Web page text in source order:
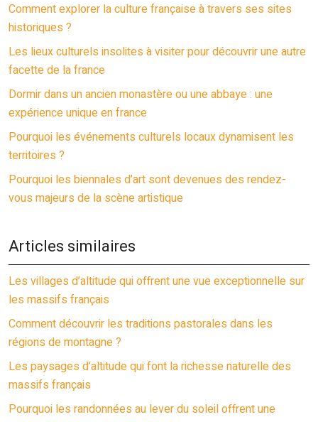
Comment explorer la culture française à travers ses sites
historiques ?
Les lieux culturels insolites à visiter pour découvrir une autre
facette de la france
Dormir dans un ancien monastère ou une abbaye : une
expérience unique en france
Pourquoi les événements culturels locaux dynamisent les
territoires ?
Pourquoi les biennales d’art sont devenues des rendez-
vous majeurs de la scène artistique
Articles similaires
Les villages d’altitude qui offrent une vue exceptionnelle sur
les massifs français
Comment découvrir les traditions pastorales dans les
régions de montagne ?
Les paysages d’altitude qui font la richesse naturelle des
massifs français
Pourquoi les randonnées au lever du soleil offrent une